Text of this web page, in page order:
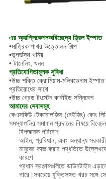
এর অ্যাপ্লিকেশনঅবিচ্ছেদ্য ড্রিল ইস্পাত
•মাত্রিক পাথর উত্তোলন শিল্প
•ভূগর্ভস্থ খনির
• টানেলিং, খনন
প্রতিযোগিতামূলক সুবিধা
•উচ্চ শক্তি ক্রোমিয়াম-মলিবডেনাম
প্রতিরোধের সাথে
•উচ্চ গ্রেড টংস্টেন কার্বাইড সন্নিবেশ
আমাদের সেবাসমূহ
কেএসকিউ টেকনোলজিস (বেইজিং) কোং
সমস্যাগুলির সমাধান প্রদানের বিষয়ে
বিপজ্জনক পরিবেশ
আইন, প্রবিধান, এবং অন্যান্য সরকারী
মানুষের কাজ করার পদ্ধতিতে
কারণে
প্রধান সরঞ্জামগুলিতে ডাউনটাইম
পারে।সবচেয়ে যুক্তিসঙ্গত খরচ সঙ্গে